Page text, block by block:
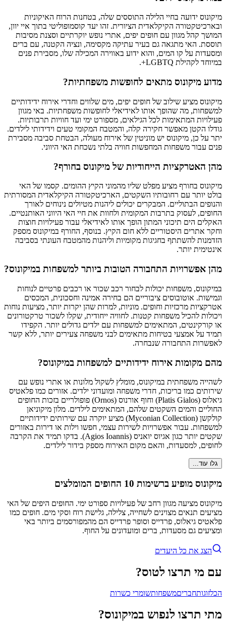
מיקונוס ידועה בחיי הלילה התוססים שלה, בטחנות הרוח האיקוניות
ובארכיטקטורה הקיקלאדית הציורית. זהו יעד קוסמופוליטי בתוך איי יוון,
המושך קהל מגוון עם חופים יפים, אתרי נופש יוקרתיים וסצנת מסיבות
תוססת. האי מתגאה גם בעיר עתיקה מקסימה, ונציה הקטנה, עם ברים
ומסעדות על קו המים, והוא ידוע באווירה המכילה שלו, מסבירת פנים
במיוחד לקהילת LGBTQ+.
מדוע מיקונוס מתאים לחופשות משפחתיות?
מיקונוס מציע שילוב של חופים יפים, מים שלווים וחדרי אירוח ידידותיים
למשפחות, מה שהופך אותו לאידיאלי לחופשות משפחתיות. באי מגוון
פעילויות המתאימות לכל הגילאים, מספורט ימי ועד חוויות תרבותיות.
גודלו הקטן מאפשר חקירה קלה, והמטבח המקומי טעים וידידותי לילדים.
יתר על כן, מיקונוס יש מוניטין של אירוח מעולה, הבטחת סביבה מסבירת
פנים עבור משפחות המחפשות חוויה בלתי נשכחת האי היווני.
מהן האטרקציות הייחודיות של מיקונוס בחורף?
מיקונוס בחורף מציע מפלט שליו מהמוני הקיץ ההומים. קסמו של האי
בולט יותר עם רחובותיו השקטים, הארכיטקטורה הקיקלאדית המסורתית
והנופים הבתוליים. המבקרים יכולים ליהנות מטיולים נינוחים לאורך
החופים, לעסוק בתרבות המקומית ולחוות את חיי האי היווני האותנטיים.
האקלים הים תיכוני המתון הופך אותו לאידיאלי עבור פעילויות חוצות
וחקר אתרים היסטוריים ללא חום הקיץ. בנוסף, החורף במיקונוס מספק
הזדמנות להשתתף בחגיגות מקומיות וליהנות מהמטבח העונתי בסביבה
אינטימית יותר.
מהן אפשרויות התחבורה הטובות ביותר למשפחות במיקונוס?
במיקונוס, משפחות יכולות לבחור רכב שכור או רכבים פרטיים לנוחות
וגמישות. אוטובוסים ציבוריים הם בחירה אמינה וחסכונית, המכסים
אטרקציות מרכזיות וחופים. מוניות, למרות שהן יקרות יותר, מציעות נוחות
ויכולות להכיל משפחות קטנות. לחוויה ייחודית, שקלו לשכור טרקטורונים
או קורקינטים, המתאימים למשפחות עם ילדים גדולים יותר. הקפידו
תמיד על אמצעי בטיחות מתאימים לבני משפחה צעירים יותר, ללא קשר
לאפשרות התחבורה שנבחרה.
מהם מקומות אירוח ידידותיים למשפחות במיקונוס?
לשהייה משפחתית במיקונוס, מומלץ לשקול מלונות או אתרי נופש עם
שירותים כמו בריכות, חדרי משפחה ומועדוני ילדים. אזורים כמו פלאטיס
גיאלוס (Platis Gialos) וחוף אורנוס (Ornos) פופולריים בזכות החופים
החוליים והמים השקטים שלהם, המתאימים לילדים. מלון מיקוניאן
קולקשן (Myconian Collection) מציע יוקרה עם שירותים ידידותיים
למשפחות. עבור אפשרויות לשירות עצמי, חפשו וילות או דירות באזורים
שקטים יותר כגון אגיוס יואניס (Agios Ioannis). בדקו תמיד את הקרבה
לחופים, למסעדות, והאם מקום האירוח מספק בידור לילדים.
גלו עוד...
מיקונוס מופיע ברשימות 10 החופים המומלצים
מיקונוס מציעה מגוון רחב של פעילויות ספורט ימי. החופים היפים של האי
מציעים תנאים מצוינים לשחייה, צלילה, גלישת רוח וסקי מים. חופים כמו
פלאטיס גיאלוס, פרדייס וסופר פרדייס הם מהמפורסמים ביותר באי
ומציעים גם מסעדות, ברים ומועדונים על החוף.
הצג את כל היעדים
עם מי תרצו לטוס?
הכלזוגותחבריםמשפחותשומרי כשרות
מתי תרצו לנפוש במיקונוס?